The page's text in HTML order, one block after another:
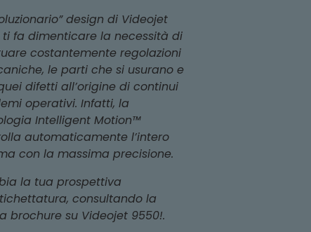
design di Videojet
ti fa dimenticare la necessità di
costantemente regolazioni
le parti che si usurano e
difetti all’origine di continui
operativi. Infatti, la
Intelligent Motion™
automaticamente l’intero
con la massima precisione.
la tua prospettiva
consultando la
brochure su Videojet 9550!.